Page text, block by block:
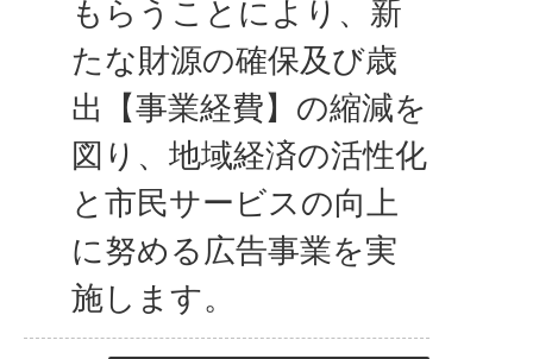
もらうことにより、新
たな財源の確保及び歳
出【事業経費】の縮減を
図り、地域経済の活性化
と市民サービスの向上
に努める広告事業を実
施します。